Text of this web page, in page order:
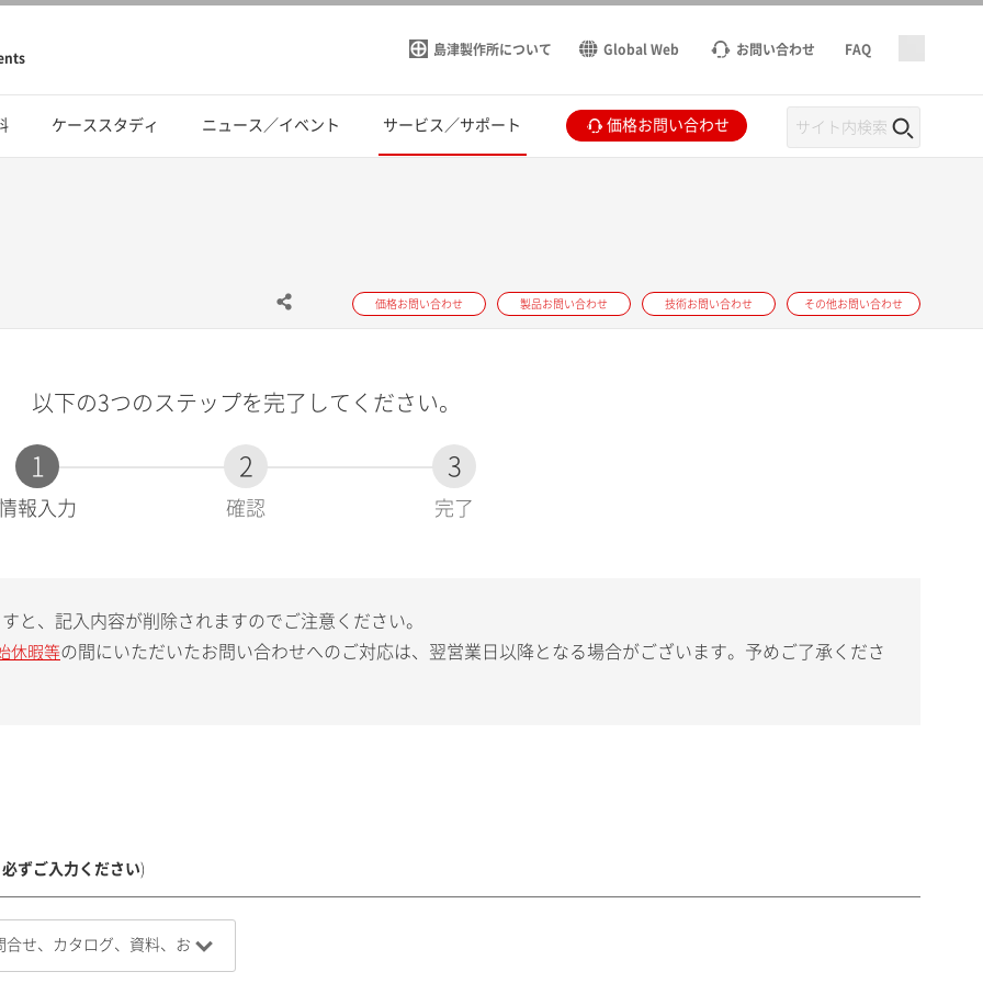
島津製作所について Global Web お問い合わせ FAQ
ケーススタディ ニュース／イベント サービス／サポート 価格お問い合わせ
価格お問い合わせ 製品お問い合わせ 技術お問い合わせ その他お問い合わせ
以下の3つのステップを完了してください。
1
報入力
2
確認
3
完了
と、記入内容が削除されますのでご注意ください。
休暇等の間にいただいたお問い合わせへのご対応は、翌営業日以降となる場合がございます。予めご了承くださ
ずご入力ください)